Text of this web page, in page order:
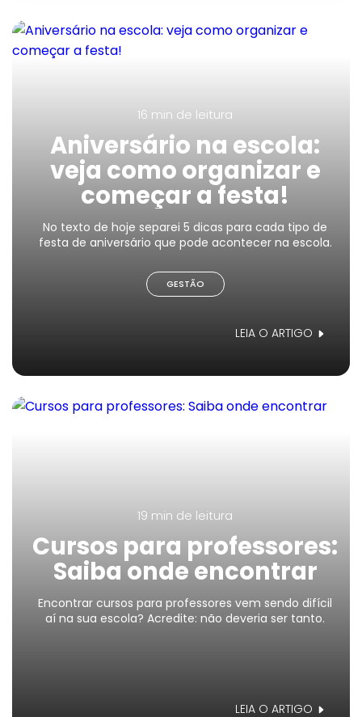
GESTÃO
Aniversário na escola:
veja como organizar e
começar a festa!
No texto de hoje separei 5 dicas para cada tipo de
festa de aniversário que pode acontecer na escola.
16 min de leitura
LEIA O ARTIGO
Cursos para professores:
Saiba onde encontrar
Encontrar cursos para professores vem sendo difícil
aí na sua escola? Acredite: não deveria ser tanto.
19 min de leitura
LEIA O ARTIGO